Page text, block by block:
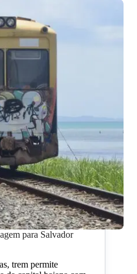
para Salvador
trem permite